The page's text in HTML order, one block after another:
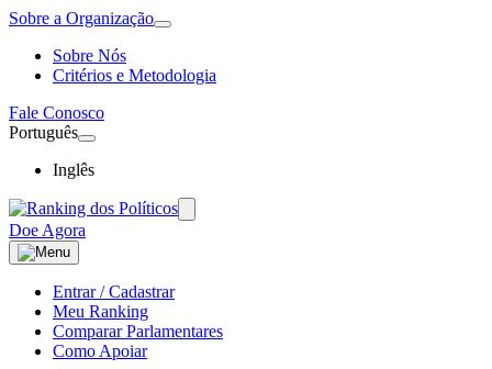
Sobre a Organização
Sobre Nós
Critérios e Metodologia
Fale Conosco
Português
Inglês
Doe Agora
Entrar / Cadastrar
Meu Ranking
Comparar Parlamentares
Como Apoiar